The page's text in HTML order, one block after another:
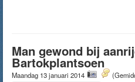
Man gewond bij
Bartokplantsoen
Maandag 13 januari 2014